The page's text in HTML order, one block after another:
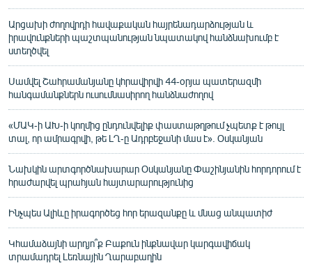
Արցախի ժողովրդի հավաքական հայրենադարձության և
իրավունքների պաշտպանության նպատակով հանձնախումբ է
ստեղծվել
Սամվել Շահրամանյանը կհրավիրվի 44-օրյա պատերազմի
հանգամանքներն ուսումնասիրող հանձնաժողով
«ՄԱԿ-ի ԱԽ-ի կողմից ընդունվելիք փաստաթղթում չպետք է թույլ
տալ, որ ամրագրվի, թե ԼՂ-ը Ադրբեջանի մաս է». Օսկանյան
Նախկին արտգործնախարար Օսկանյանը Փաշինյանին հորդորում է
հրաժարվել պրահյան հայտարարությունից
Ինչպես Ալիևը իրագործեց հոր երազանքը և մնաց անպատիժ
Կհամաձայնի արդյո՞ք Բաքուն ինքնավար կարգավիճակ
տրամադրել Լեռնային Ղարաբաղին